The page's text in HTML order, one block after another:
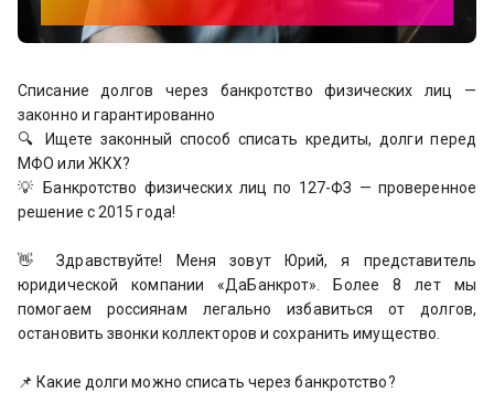
Списание долгов через банкротство физических лиц —
законно и гарантированно
🔍 Ищете законный способ списать кредиты, долги перед
МФО или ЖКХ?
💡 Банкротство физических лиц по 127-ФЗ — проверенное
решение с 2015 года!
👋 Здравствуйте! Меня зовут Юрий, я представитель
юридической компании «ДаБанкрот». Более 8 лет мы
помогаем россиянам легально избавиться от долгов,
остановить звонки коллекторов и сохранить имущество.
📌 Какие долги можно списать через банкротство?